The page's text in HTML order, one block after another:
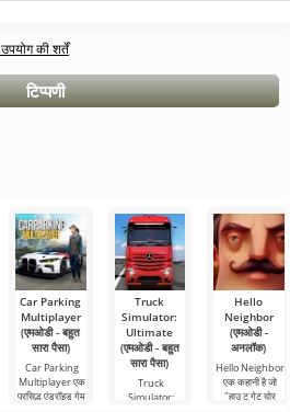
की शर्तें
टिप्पणी
Car Parking
Multiplayer
(एमओडी - बहुत
सारा पैसा)
Car Parking
Multiplayer एक
प्रसिद्ध एंड्रॉइड गेम
Truck
Simulator:
Ultimate
(एमओडी - बहुत
सारा पैसा)
Truck
Simulator:
Hello
Neighbor
(एमओडी -
अनलॉक)
Hello Neighbor
एक कहानी है जो
"हाउ टू गेट योर